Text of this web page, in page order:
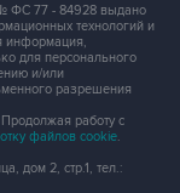
ФС 77 - 84928 выдано
технологий и
информация,
для персонального
и/или
разрешения
работу с
файлов cookie
дом 2, стр.1, тел.: